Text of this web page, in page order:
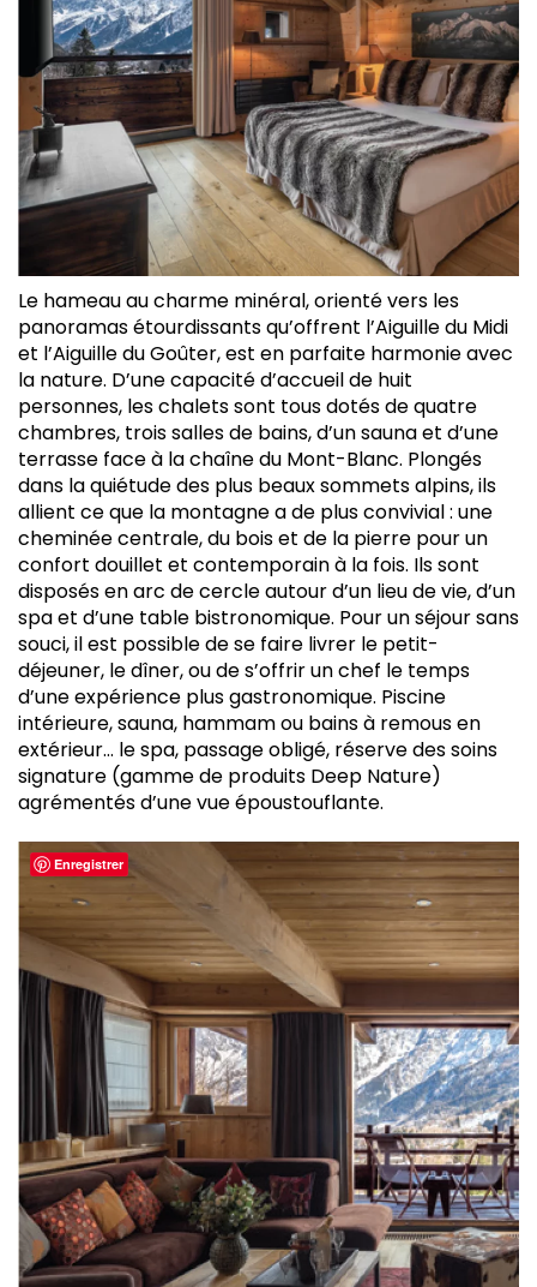
Le hameau au charme minéral, orienté vers les
panoramas étourdissants qu’offrent l’Aiguille du Midi
et l’Aiguille du Goûter, est en parfaite harmonie avec
la nature. D’une capacité d’accueil de huit
personnes, les chalets sont tous dotés de quatre
chambres, trois salles de bains, d’un sauna et d’une
terrasse face à la chaîne du Mont-Blanc. Plongés
dans la quiétude des plus beaux sommets alpins, ils
allient ce que la montagne a de plus convivial : une
cheminée centrale, du bois et de la pierre pour un
confort douillet et contemporain à la fois. Ils sont
disposés en arc de cercle autour d’un lieu de vie, d’un
spa et d’une table bistronomique. Pour un séjour sans
souci, il est possible de se faire livrer le petit-
déjeuner, le dîner, ou de s’offrir un chef le temps
d’une expérience plus gastronomique. Piscine
intérieure, sauna, hammam ou bains à remous en
extérieur… le spa, passage obligé, réserve des soins
signature (gamme de produits Deep Nature)
agrémentés d’une vue époustouflante.
Enregistrer